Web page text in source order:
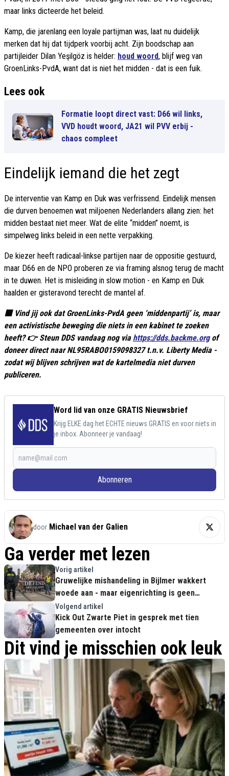
maar links dicteerde het beleid.
Kamp, die jarenlang een loyale partijman was, laat nu duidelijk
merken dat hij dat tijdperk voorbij acht. Zijn boodschap aan
partijleider Dilan Yeşilgöz is helder: houd woord, blijf weg van
GroenLinks-PvdA, want dat is niet het midden - dat is een fuik.
Lees ook
Formatie loopt direct vast: D66 wil links,
VVD houdt woord, JA21 wil PVV erbij -
chaos compleet
Eindelijk iemand die het zegt
De interventie van Kamp en Duk was verfrissend. Eindelijk mensen
die durven benoemen wat miljoenen Nederlanders allang zien: het
midden bestaat niet meer. Wat de elite “midden” noemt, is
simpelweg links beleid in een nette verpakking.
De kiezer heeft radicaal-linkse partijen naar de oppositie gestuurd,
maar D66 en de NPO proberen ze via framing alsnog terug de macht
in te duwen. Het is misleiding in slow motion - en Kamp en Duk
haalden er gisteravond terecht de mantel af.
🟥 Vind jij ook dat GroenLinks-PvdA geen ‘middenpartij’ is, maar
een activistische beweging die niets in een kabinet te zoeken
heeft? 👉 Steun DDS vandaag nog viahttps://dds.backme.orgof
doneer direct naar NL95RABO0159098327 t.n.v. Liberty Media -
zodat wij blijven schrijven wat de kartelmedia niet durven
publiceren.
Word lid van onze GRATIS Nieuwsbrief
Krijg ELKE dag het ECHTE nieuws GRATIS en voor niets in
je inbox. Abonneer je vandaag!
Abonneren
door Michael van der Galien
Ga verder met lezen
Vorig artikel
Gruwelijke mishandeling in Bijlmer wakkert
woede aan - maar eigenrichting is geen
antwoord
Volgend artikel
Kick Out Zwarte Piet in gesprek met tien
gemeenten over intocht
Dit vind je misschien ook leuk